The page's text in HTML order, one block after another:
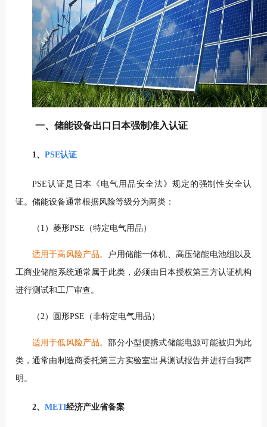
一、储能设备出口日本强制准入认证
1、 PSE认证
PSE认证是日本《电气用品安全法》规定的强制性安全认
证。储能设备通常根据风险等级分为两类：
（1）菱形PSE（特定电气用品）
适用于高风险产品。
户用储能一体机、高压储能电池组以及
工商业储能系统通常属于此类，必须由日本授权第三方认证机构
进行测试和工厂审查。
（2）圆形PSE（非特定电气用品）
适用于低风险产品。部分小型便携式储能电源可能被归为此
类，通常由制造商委托第三方实验室出具测试报告并进行自我声
明。
2、 METI经济产业省备案